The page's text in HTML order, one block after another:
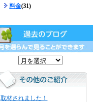
料金(31)
取材されました！